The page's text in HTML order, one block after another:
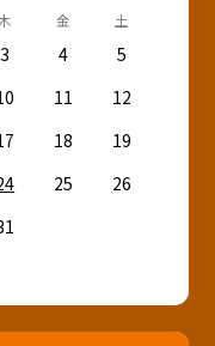
金 土
3 4
5
11
12
18
19
25
26